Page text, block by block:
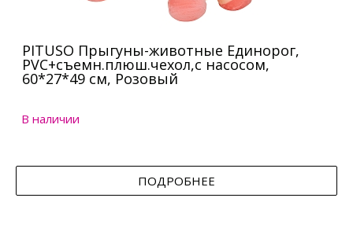
PITUSO Прыгуны-животные Единорог,
PVC+съемн.плюш.чехол,с насосом,
60*27*49 см, Розовый
В наличии
ПОДРОБНЕЕ